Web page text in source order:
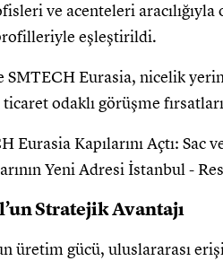
ve acenteleri
eşleştirildi.
SMTECH Eurasia, nicelik
odaklı görüşme
Stratejik Avantajı
üretim gücü, uluslararası